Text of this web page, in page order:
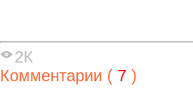
2К
Комментарии ( 7 )